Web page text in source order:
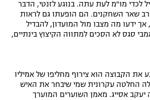
1
לכדי מו"מ לעת עתה. בנוגע לזנטי, הדבר
שאר השחקנים. הם הופעתו גם לראות
ידעו מה מצבו מול המועדון, להבדיל
סגס לא הסכים למתווה הקיצוץ בינתיים,
את הקבוצה הוא צירוף מחליפו של אמיליו
החלטה עקרונית שמי שיבחר את האיש
יעקב אסייג. מאמן השוערים המוערך